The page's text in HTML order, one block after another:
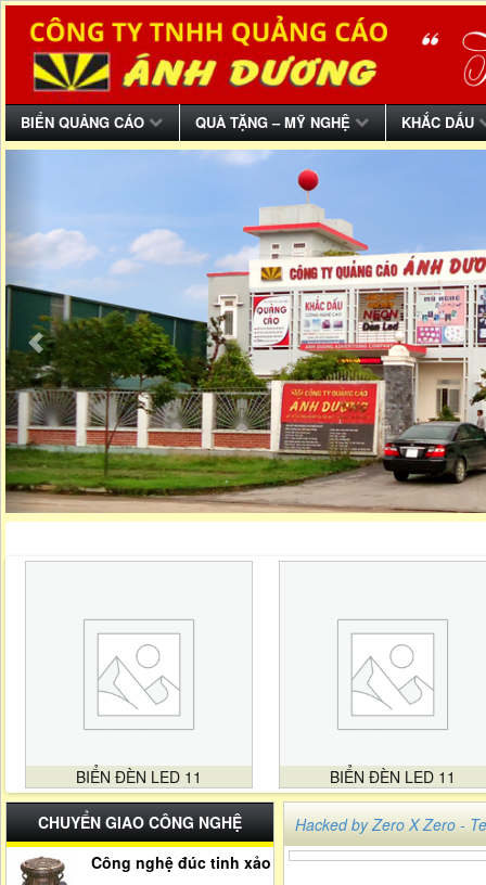
BIỂN QUẢNG CÁO QUÀ TẶNG – MỸ NGHỆ KHẮC DẤU
BIỂN ĐÈN LED 11 BIỂN ĐÈN LED 11
CHUYỂN GIAO CÔNG NGHỆ
Công nghệ đúc tinh xảo
Hacked by Zero X Zero -